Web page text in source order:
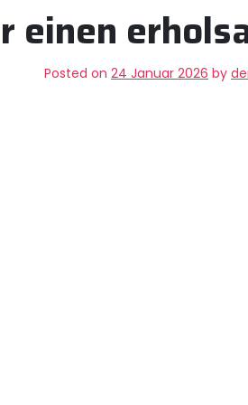
einen
Posted on 24 Januar 2026 by